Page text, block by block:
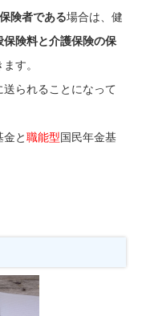
険者である場合は、健
保険料と介護保険の保
す。
送られることになって
金と職能型国民年金基